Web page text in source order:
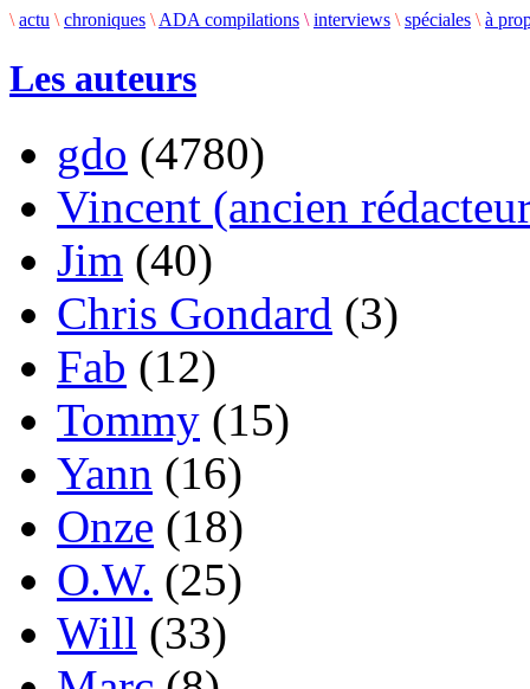
\ actu \ chroniques \ ADA compilations \ interviews \ spéciales \ à
Les auteurs
gdo (4780)
Vincent (ancien
Jim (40)
Chris Gondard (3)
Fab (12)
Tommy (15)
Yann (16)
Onze (18)
O.W. (25)
Will (33)